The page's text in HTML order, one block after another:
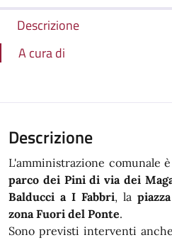
Descrizione
A cura di
Descrizione
L'amministrazione comunale
parco dei Pini di via dei
Balducci a I Fabbri, la
zona Fuori del Ponte.
Sono previsti interventi